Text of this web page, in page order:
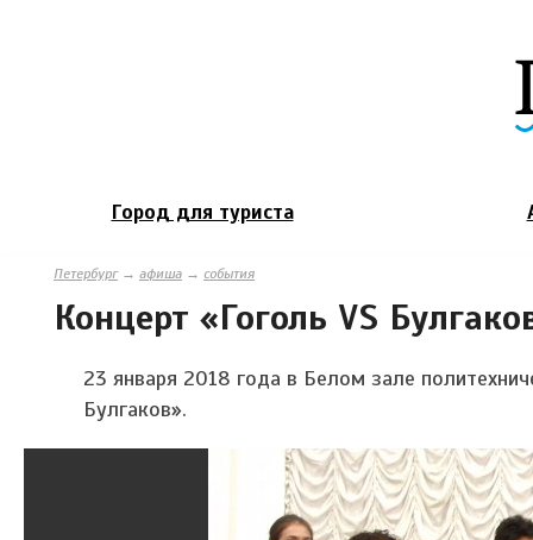
Город для туриста
Петербург→ афиша → события
Концерт «Гоголь VS
23 января 2018 года в Белом зале
Булгаков».